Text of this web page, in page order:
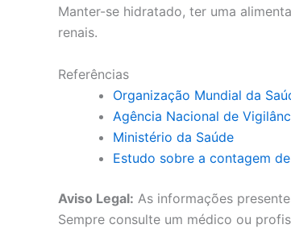
Manter-se hidratado, ter uma
renais.
Referências
Organização Mundial da
Agência Nacional de
Ministério da Saúde
Estudo sobre a contagem
Aviso Legal: As informações
Sempre consulte um médico ou